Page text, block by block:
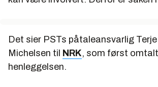
Det sier PSTs påtaleansvarlig
Michelsen til NRK, som først
henleggelsen.